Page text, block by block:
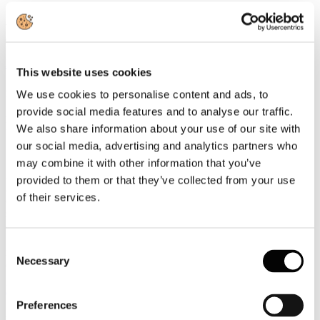
This website uses cookies
We use cookies to personalise content and ads, to
provide social media features and to analyse our traffic.
We also share information about your use of our site with
our social media, advertising and analytics partners who
may combine it with other information that you’ve
provided to them or that they’ve collected from your use
of their services.
Selection
Necessary
Preferences
Secondo i dati della Banca d’Italia relativi al 2025, la spesa dei
viaggiatori stranieri in Italia ha sfiorato la quota di 57 miliardi di
20
Luglio
2026
News 2026
IATA: l’Italia è settima al mondo per trasporto aereo mondiale
L’Italia consolida il proprio peso nel trasporto aereo mondiale. Nel
2025, il Paese ha registrato 187,3 milioni di passeggeri, con una
crescita del 5,8% rispetto all’anno precedente, posizionandosi al
dati principali contenuti nell’ultima edizione del World Air Transport
informazioni di 1.315 compagnie aeree e analizza domanda,
capacità, rotte, flotte e performance economiche del settore.